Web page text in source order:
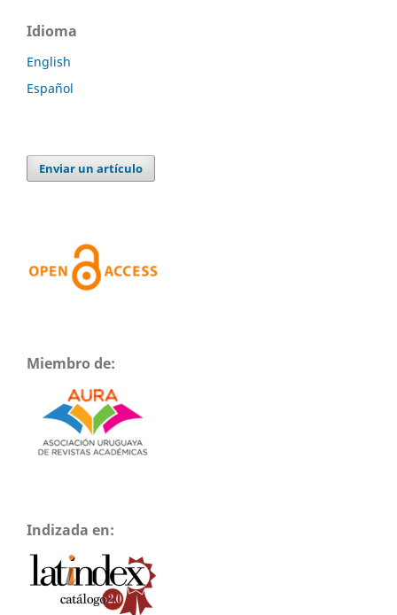
Idioma
English
Español
Enviar un artículo
Miembro de:
Indizada en: